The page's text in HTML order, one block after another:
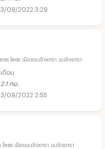
09/2022 3:29
โสธร เมืองฉะเชิงเทรา ฉะเชิงเทรา
ดือน
กม.
09/2022 2:55
สธร เมืองฉะเชิงเทรา ฉะเชิงเทรา